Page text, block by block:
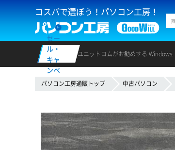
コスパで選ぼう！パソコン工房！
セー
ル・
キャ
ンペ
ーン
ユニットコムがお勧めする Windows.
パソコン工房通販トップ 中古パソコン